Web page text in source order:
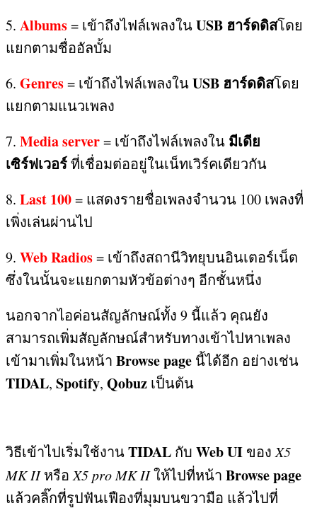
5. Albums= เข้าถึงไฟล์เพลงในUSB ฮาร์ดดิสโดย
แยกตามชื่ออัลบั้ม
6. Genres= เข้าถึงไฟล์เพลงในUSB ฮาร์ดดิสโดย
แยกตามแนวเพลง
7. Media server= เข้าถึงไฟล์เพลงใน มีเดีย
เซิร์ฟเวอร์ที่เชื่อมต่ออยู่ในเน็ทเวิร์คเดียวกัน
8. Last 100= แสดงรายชื่อเพลงจำนวน 100 เพลงที่
เพิ่งเล่นผ่านไป
9. Web Radios= เข้าถึงสถานีวิทยุบนอินเตอร์เน็ต
ซึ่งในนั้นจะแยกตามหัวข้อต่างๆ อีกชั้นหนึ่ง
นอกจากไอค่อนสัญลักษณ์ทั้ง 9 นี้แล้ว คุณยัง
สามารถเพิ่มสัญลักษณ์สำหรับทางเข้าไปหาเพลง
เข้ามาเพิ่มในหน้า Browse page นี้ได้อีก อย่างเช่น
TIDAL, Spotify, Qobuz เป็นต้น
วิธีเข้าไปเริ่มใช้งานTIDAL กับ Web UI ของX5
MK II หรือX5 pro MK IIให้ไปที่หน้า Browse page
แล้วคลิ๊กที่รูปฟันเฟืองที่มุมบนขวามือ แล้วไปที่